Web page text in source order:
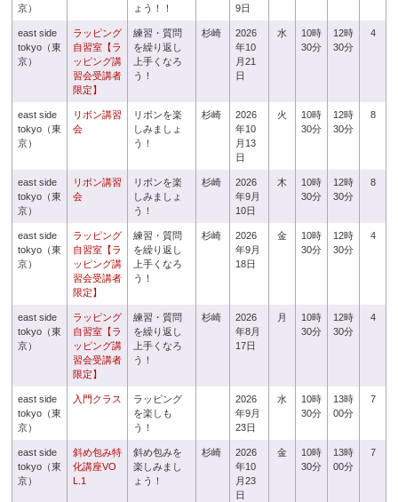
京）
ょう！！
9日
east side
tokyo（東
京）
ラッピング
自習室【ラ
ッピング講
習会受講者
限定】
練習・質問
を繰り返し
上手くなろ
う！
杉崎
2026
年10
月21
日
水
10時
30分
12時
30分
4
east side
tokyo（東
京）
リボン講習
会
リボンを楽
しみましょ
う！
杉崎
2026
年10
月13
日
火
10時
30分
12時
30分
8
east side
tokyo（東
京）
リボン講習
会
リボンを楽
しみましょ
う！
杉崎
2026
年9月
10日
木
10時
30分
12時
30分
8
east side
tokyo（東
京）
ラッピング
自習室【ラ
ッピング講
習会受講者
限定】
練習・質問
を繰り返し
上手くなろ
う！
杉崎
2026
年9月
18日
金
10時
30分
12時
30分
4
east side
tokyo（東
京）
ラッピング
自習室【ラ
ッピング講
習会受講者
限定】
練習・質問
を繰り返し
上手くなろ
う！
杉崎
2026
年8月
17日
月
10時
30分
12時
30分
4
east side
tokyo（東
京）
入門クラス
ラッピング
を楽しも
う！
2026
年9月
23日
水
10時
30分
13時
00分
7
east side
tokyo（東
京）
斜め包み特
化講座VO
L.1
斜め包みを
楽しみまし
ょう！
杉崎
2026
年10
月23
日
金
10時
30分
13時
00分
7